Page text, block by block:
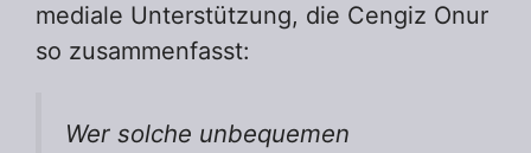
mediale Unterstützung, die Cengiz Onur
so zusammenfasst:
Wer solche unbequemen